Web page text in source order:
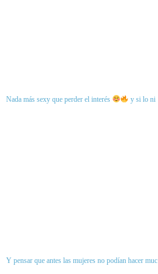
Nada más sexy que perder el interés y si lo ni
Y pensar que antes las mujeres no podían hacer muc